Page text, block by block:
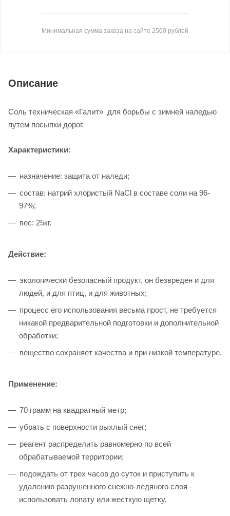
Минимальная сумма заказа на сайте 2500 рублей
Описание
Соль техническая «Галит» для борьбы с зимней наледью
путем посыпки дорог.
Характеристики:
назначение: защита от наледи;
состав: натрий хлористый NaCl в составе соли на 96-
97%;
вес: 25кг.
Действие:
экологически безопасный продукт, он безвреден и для
людей, и для птиц, и для животных;
процесс его использования весьма прост, не требуется
никакой предварительной подготовки и дополнительной
обработки;
вещество сохраняет качества и при низкой температуре.
Применение:
70 грамм на квадратный метр;
убрать с поверхности рыхлый снег;
реагент распределить равномерно по всей
обрабатываемой территории;
подождать от трех часов до суток и приступить к
удалению разрушенного снежно-ледяного слоя -
использовать лопату или жесткую щетку.